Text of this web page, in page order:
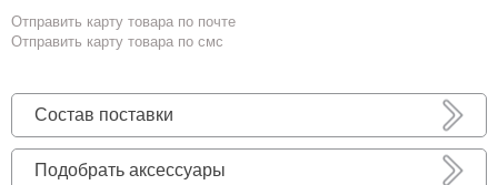
Отправить карту товара по почте
Отправить карту товара по смс
Состав поставки
Подобрать аксессуары